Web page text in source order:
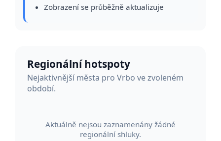
Zobrazení se průběžně aktualizuje
Regionální hotspoty
Nejaktivnější města pro Vrbo ve zvoleném
období.
Aktuálně nejsou zaznamenány žádné
regionální shluky.